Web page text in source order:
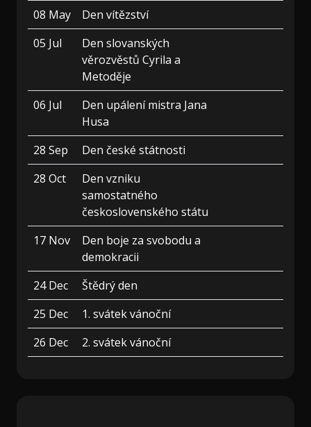
08 May
Den vítězství
05 Jul
Den slovanských
věrozvěstů Cyrila a
Metoděje
06 Jul
Den upálení mistra Jana
Husa
28 Sep
Den české státnosti
28 Oct
Den vzniku
samostatného
československého státu
17 Nov
Den boje za svobodu a
demokracii
24 Dec
Štědrý den
25 Dec
1. svátek vánoční
26 Dec
2. svátek vánoční